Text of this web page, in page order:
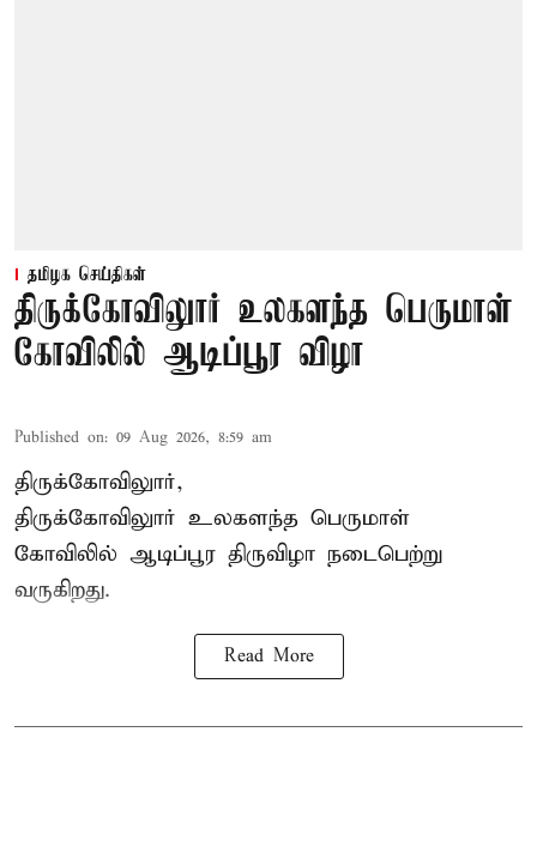
தமிழக செய்திகள்
திருக்கோவிலுார் உலகளந்த பெருமாள்
கோவிலில் ஆடிப்பூர விழா
Published on: 09 Aug 2026, 8:59 am
திருக்கோவிலுார்,
திருக்கோவிலுார் உலகளந்த பெருமாள்
கோவிலில் ஆடிப்பூர திருவிழா நடைபெற்று
வருகிறது.
Read More